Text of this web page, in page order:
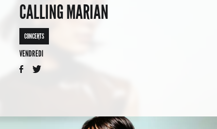
CALLING MARIAN
CONCERTS
VENDREDI